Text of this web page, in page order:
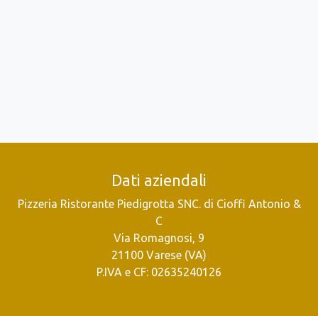
Dati aziendali
Pizzeria Ristorante Piedigrotta SNC. di Cioffi Antonio &
C
Via Romagnosi, 9
21100 Varese (VA)
P.IVA e CF: 02635240126